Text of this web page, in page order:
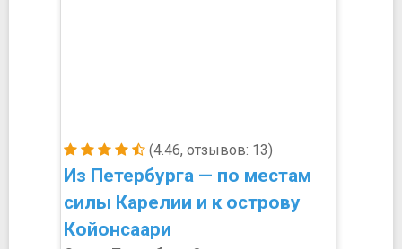
(4.46, отзывов: 13)
Из Петербурга — по местам
силы Карелии и к острову
Койонсаари